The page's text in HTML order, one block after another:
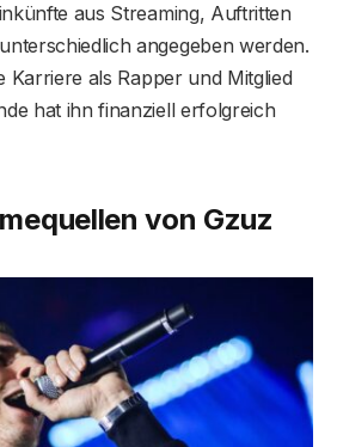
aus Streaming, Auftritten
angegeben werden.
Karriere als Rapper und Mitglied
hat ihn finanziell erfolgreich
von Gzuz